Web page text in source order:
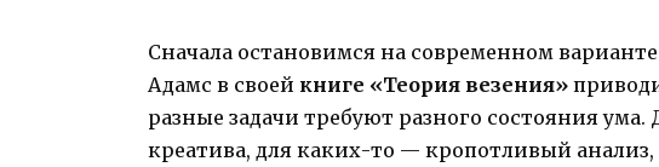
Сначала остановимся на современном
Адамс в своей книге «Теория везения»
разные задачи требуют разного состояния
креатива, для каких-то — кропотливый